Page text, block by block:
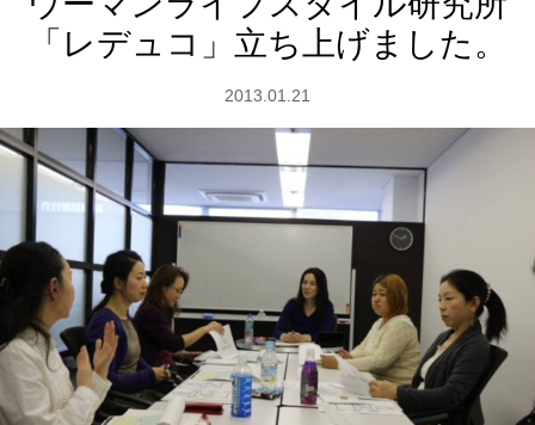
「レデュコ」立ち上げました。
2013.01.21